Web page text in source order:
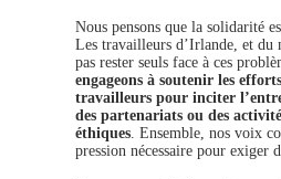
Nous pensons que la solidarité
Les travailleurs d’Irlande, et du
pas rester seuls face à ces
engageons à soutenir les
travailleurs pour inciter
des partenariats ou des
éthiques. Ensemble, nos voix
pression nécessaire pour exiger